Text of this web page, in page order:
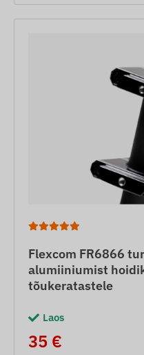
Flexcom FR6866
alumiiniumist
tõukeratastele
Laos
35 €